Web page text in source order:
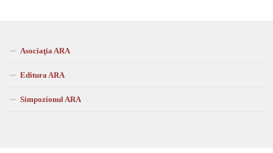
Asociaţia ARA
Editura ARA
Simpozionul ARA